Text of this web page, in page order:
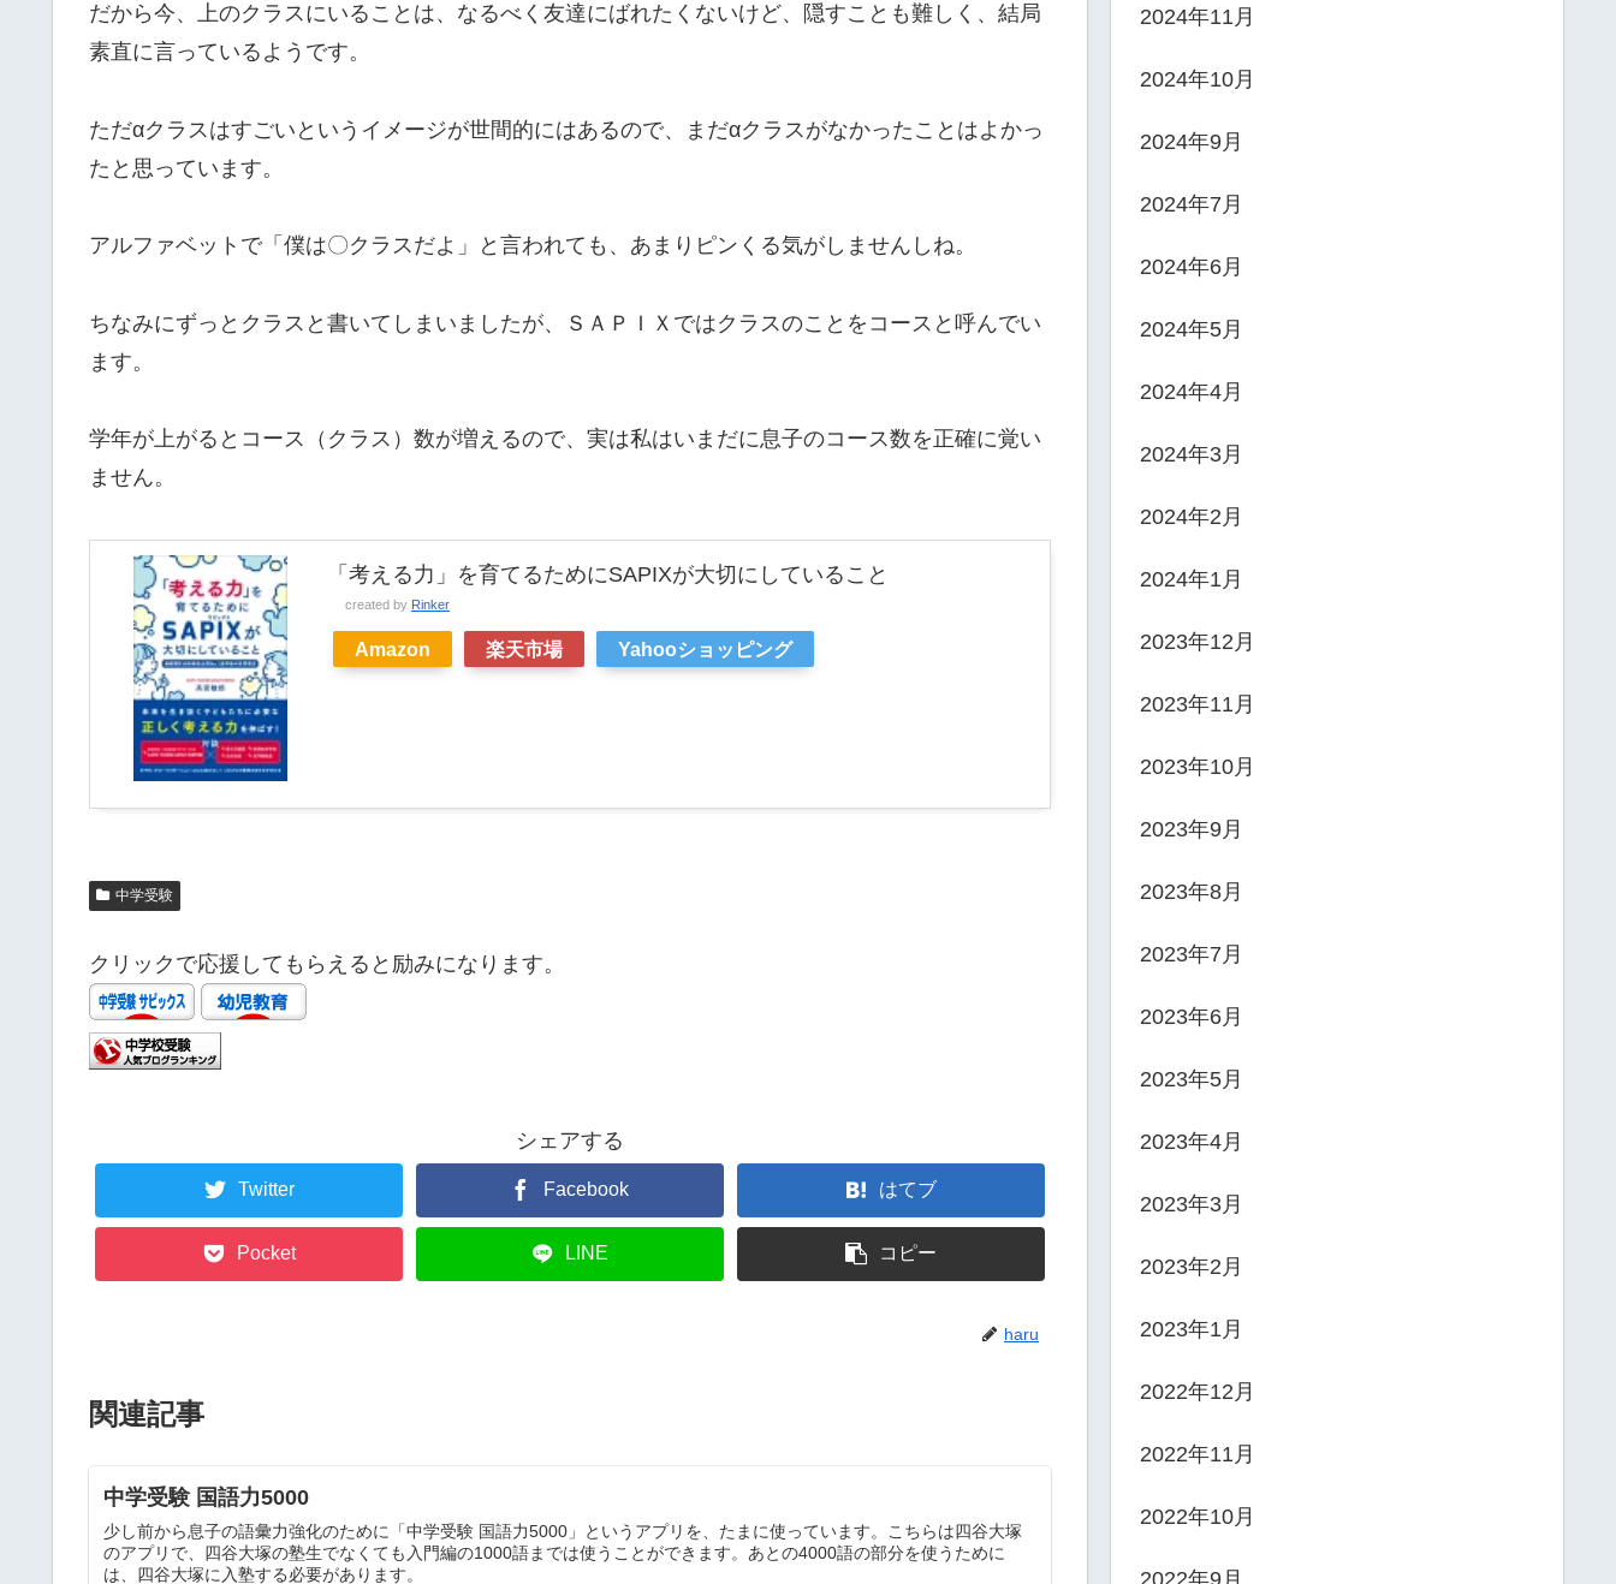
だから今、上のクラスにいることは、なるべく友達にばれたくないけど、隠すことも難しく、結局
素直に言っているようです。
ただαクラスはすごいというイメージが世間的にはあるので、まだαクラスがなかったことはよかっ
たと思っています。
アルファベットで「僕は〇クラスだよ」と言われても、あまりピンくる気がしませんしね。
ちなみにずっとクラスと書いてしまいましたが、ＳＡＰＩＸではクラスのことをコースと呼んでい
ます。
学年が上がるとコース（クラス）数が増えるので、実は私はいまだに息子のコース数を正確に覚い
ません。
「考える力」を育てるためにSAPIXが大切にしていること
created by Rinker
Amazon 楽天市場 Yahooショッピング
中学受験
クリックで応援してもらえると励みになります。
シェアする
Twitter Facebook はてブ
Pocket LINE コピー
haru
関連記事
中学受験 国語力5000
少し前から息子の語彙力強化のために「中学受験 国語力5000」というアプリを、たまに使っています。こちらは四谷大塚
のアプリで、四谷大塚の塾生でなくても入門編の1000語までは使うことができます。あとの4000語の部分を使うために
は、四谷大塚に入塾する必要があります。
2024年11月
2024年10月
2024年9月
2024年7月
2024年6月
2024年5月
2024年4月
2024年3月
2024年2月
2024年1月
2023年12月
2023年11月
2023年10月
2023年9月
2023年8月
2023年7月
2023年6月
2023年5月
2023年4月
2023年3月
2023年2月
2023年1月
2022年12月
2022年11月
2022年10月